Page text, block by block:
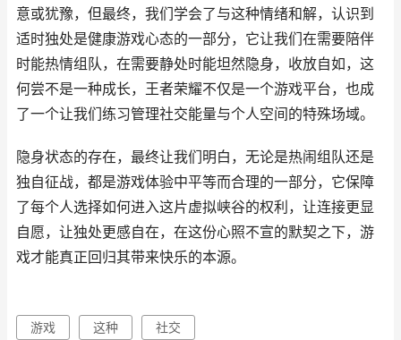
意或犹豫，但最终，我们学会了与这种情绪和解，认识到
适时独处是健康游戏心态的一部分，它让我们在需要陪伴
时能热情组队，在需要静处时能坦然隐身，收放自如，这
何尝不是一种成长，王者荣耀不仅是一个游戏平台，也成
了一个让我们练习管理社交能量与个人空间的特殊场域。
隐身状态的存在，最终让我们明白，无论是热闹组队还是
独自征战，都是游戏体验中平等而合理的一部分，它保障
了每个人选择如何进入这片虚拟峡谷的权利，让连接更显
自愿，让独处更感自在，在这份心照不宣的默契之下，游
戏才能真正回归其带来快乐的本源。
游戏 这种 社交